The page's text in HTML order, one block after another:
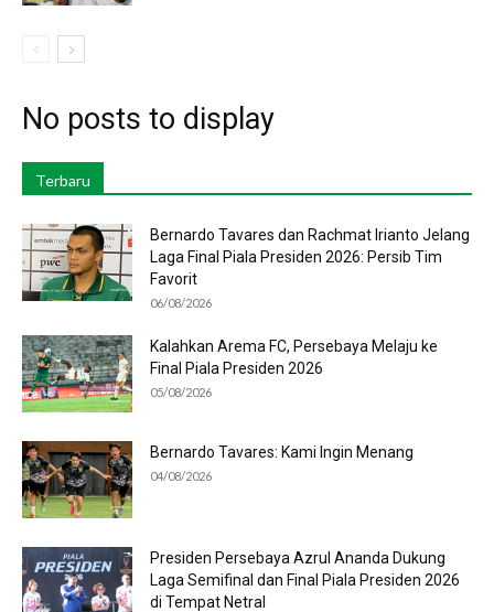
No posts to display
Terbaru
Bernardo Tavares dan Rachmat Irianto Jelang
Laga Final Piala Presiden 2026: Persib Tim
Favorit
06/08/2026
Kalahkan Arema FC, Persebaya Melaju ke
Final Piala Presiden 2026
05/08/2026
Bernardo Tavares: Kami Ingin Menang
04/08/2026
Presiden Persebaya Azrul Ananda Dukung
Laga Semifinal dan Final Piala Presiden 2026
di Tempat Netral